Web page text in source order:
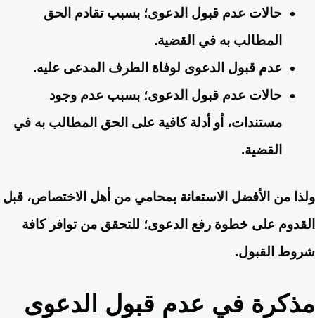
حالات عدم قبول الدعوى؛ بسبب تقادم الحق
المطالب به في القضية.
عدم قبول الدعوى لوفاة الطرف المدعى عليه.
حالات عدم قبول الدعوى؛ بسبب عدم وجود
مستندات، أو أدلة كافية على الحق المطالب به في
القضية.
ولذا من الأفضل الاستعانة بمحامي من أهل الاختصاص، قبل
القدوم على خطوة رفع الدعوى؛ للتحقق من توافر كافة
شروط القبول.
مذكرة في عدم قبول الدعوى